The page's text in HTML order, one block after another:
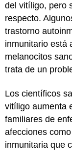
del vitíligo, pero
respecto.
trastorno
inmunitario está
melanocitos
trata de un
Los científicos
vitíligo aumenta
familiares de
afecciones
inmunitaria que